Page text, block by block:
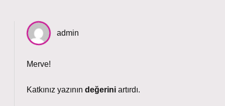
admin
Merve!
Katkınız yazının değerini artırdı.